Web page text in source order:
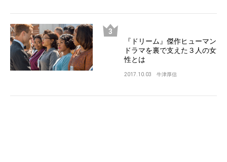
『ドリーム』傑作ヒューマン
ドラマを裏で支えた３人の女
性とは
2017.10.03 牛津厚信